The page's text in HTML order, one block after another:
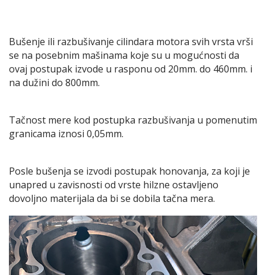
Bušenje ili razbušivanje cilindara motora svih vrsta vrši
se na posebnim mašinama koje su u mogućnosti da
ovaj postupak izvode u rasponu od 20mm. do 460mm. i
na dužini do 800mm.
Tačnost mere kod postupka razbušivanja u pomenutim
granicama iznosi 0,05mm.
Posle bušenja se izvodi postupak honovanja, za koji je
unapred u zavisnosti od vrste hilzne ostavljeno
dovoljno materijala da bi se dobila tačna mera.